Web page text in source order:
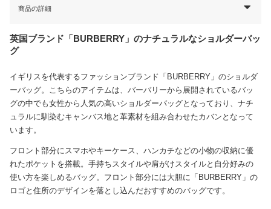
商品の詳細
英国ブランド「BURBERRY」のナチュラルなショルダーバッ
グ
イギリスを代表するファッションブランド「BURBERRY」のショルダ
ーバッグ。こちらのアイテムは、バーバリーから展開されているバッ
グの中でも女性から人気の高いショルダーバッグとなっており、ナチ
ュラルに馴染むキャンバス地と革素材を組み合わせたカバンとなって
います。
フロント部分にスマホやキーケース、ハンカチなどの小物の収納に優
れたポケットを搭載。手持ちスタイルや肩がけスタイルと自分好みの
使い方を楽しめるバッグ。フロント部分には大胆に「BURBERRY」の
ロゴと住所のデザインを落とし込んだおすすめのバッグです。